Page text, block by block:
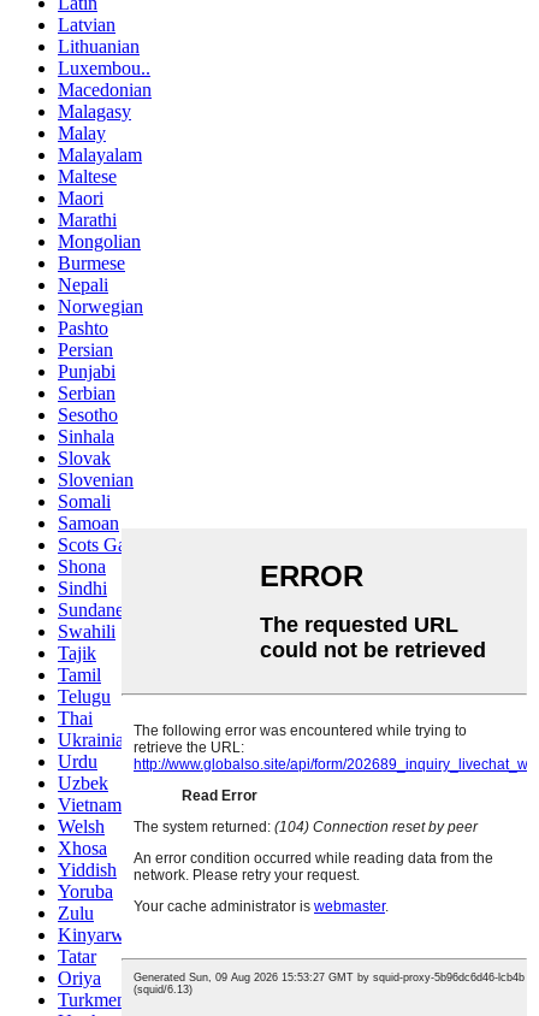
Latvian
Lithuanian
Luxembou..
Macedonian
Malagasy
Malay
Malayalam
Maltese
Maori
Marathi
Mongolian
Burmese
Nepali
Norwegian
Pashto
Persian
Punjabi
Serbian
Sesotho
Sinhala
Slovak
Slovenian
Somali
Samoan
Scots Gaelic
Shona
Sindhi
Sundanese
Swahili
Tajik
Tamil
Telugu
Thai
Ukrainian
Urdu
Uzbek
Vietnamese
Welsh
Xhosa
Yiddish
Yoruba
Zulu
Kinyarwanda
Tatar
Oriya
Turkmen